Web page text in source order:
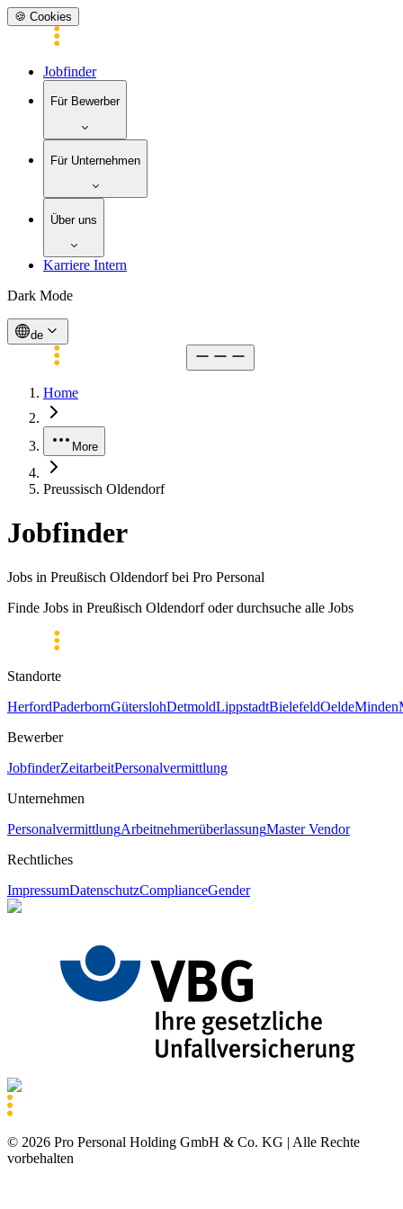
🍪 Cookies
Jobfinder
Für Bewerber
Für Unternehmen
Über uns
Karriere Intern
Dark Mode
de
Home
More
Preussisch Oldendorf
Jobfinder
Jobs in Preußisch Oldendorf bei Pro Personal
Finde Jobs in Preußisch Oldendorf oder durchsuche alle Jobs
Standorte
HerfordPaderbornGüterslohDetmoldLippstadtBielefeldOeldeMinden
Bewerber
JobfinderZeitarbeitPersonalvermittlung
Unternehmen
PersonalvermittlungArbeitnehmerüberlassungMaster Vendor
Rechtliches
ImpressumDatenschutzComplianceGender
© 2026 Pro Personal Holding GmbH & Co. KG | Alle Rechte
vorbehalten